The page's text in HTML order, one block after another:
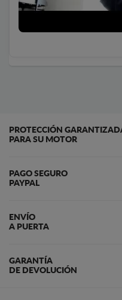
PROTECCIÓN
PARA SU MOTOR
PAGO SEGURO
PAYPAL
ENVÍO
A PUERTA
GARANTÍA
DE DEVOLUCIÓN